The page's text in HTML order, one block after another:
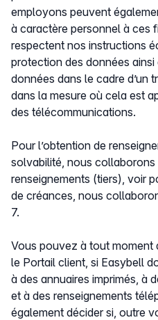
employons peuvent
à caractère personnel à ces
respectent nos instructions
protection des données
données dans le cadre d’un
dans la mesure où cela est
des télécommunications.
Pour l’obtention de
solvabilité, nous collaborons
renseignements (tiers), voir
de créances, nous
7.
Vous pouvez à tout moment
le Portail client, si Easybell
à des annuaires imprimés, à
et à des renseignements
également décider si, outre